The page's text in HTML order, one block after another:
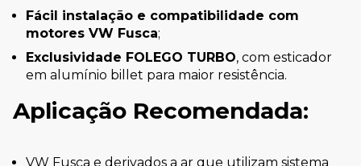
Fácil instalação e compatibilidade com
motores VW Fusca;
Exclusividade FOLEGO TURBO, com esticador
em alumínio billet para maior resistência.
Aplicação Recomendada:
VW Fusca e derivados a ar que utilizam sistema